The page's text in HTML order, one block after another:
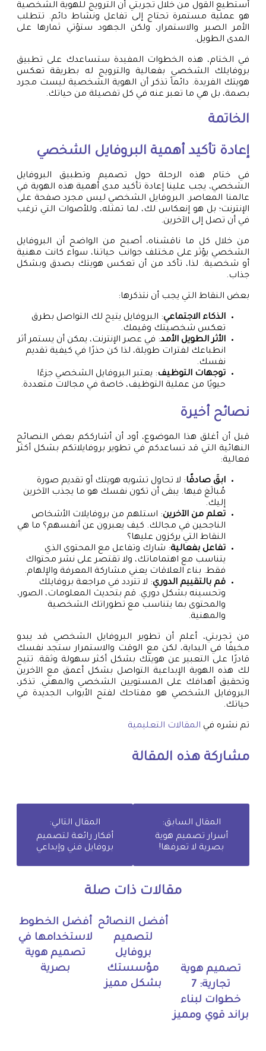
أستطيع القول من خلال تجربتي أن الترويج للهوية الشخصية
هو عملية مستمرة تحتاج إلى تفاعل ونشاط دائم. تتطلب
الأمر الصبر والاستمرار، ولكن الجهود ستؤتي ثمارها على
المدى الطويل.
في الختام، هذه الخطوات المفيدة ستساعدك على تطبيق
بروفايلك الشخصي بفعالية والترويج له بطريقة تعكس
هويتك الفريدة. دائماً تذكر أن الهوية الشخصية ليست مجرد
بصمة، بل هي ما تعبر عنه في كل تفصيلة من حياتك.
الخاتمة
إعادة تأكيد أهمية البروفايل الشخصي
في ختام هذه الرحلة حول تصميم وتطبيق البروفايل
الشخصي، يجب علينا إعادة تأكيد مدى أهمية هذه الهوية في
عالمنا المعاصر. البروفايل الشخصي ليس مجرد صفحة على
الإنترنت؛ بل هو إنعكاس لك، لما تمثله، وللأصوات التي ترغب
في أن تصل إلى الآخرين.
من خلال كل ما ناقشناه، أصبح من الواضح أن البروفايل
الشخصي يؤثر على مختلف جوانب حياتنا، سواء كانت مهنية
أو شخصية. لذا، تأكد من أن تعكس هويتك بصدق وبشكل
جذاب.
بعض النقاط التي يجب أن نتذكرها:
الذكاء الاجتماعي: البروفايل يتيح لك التواصل بطرق
تعكس شخصيتك وقيمك.
الأثر الطويل الأمد: في عصر الإنترنت، يمكن أن يستمر أثر
انطباعك لفترات طويلة، لذا كن حذرًا في كيفية تقديم
نفسك.
توجهات التوظيف: يعتبر البروفايل الشخصي جزءًا
حيويًا من عملية التوظيف، خاصة في مجالات متعددة.
نصائح أخيرة
قبل أن أغلق هذا الموضوع، أود أن أشارككم بعض النصائح
النهائية التي قد تساعدكم في تطوير بروفايلاتكم بشكل أكثر
فعالية:
ابقَ صادقًا: لا تحاول تشويه هويتك أو تقديم صورة
مُبالَغ فيها. يبقى أن تكون نفسك هو ما يجذب الآخرين
إليك.
تعلم من الآخرين: استلهم من بروفايلات الأشخاص
الناجحين في مجالك. كيف يعبرون عن أنفسهم؟ ما هي
النقاط التي يركزون عليها؟
تفاعل بفعالية: شارك وتفاعل مع المحتوى الذي
يتناسب مع اهتماماتك، ولا تقتصر على نشر محتواك
فقط. بناء العلاقات يعني مشاركة المعرفة والإلهام.
قم بالتقييم الدوري: لا تتردد في مراجعة بروفايلك
وتحسينه بشكل دوري. قم بتحديث المعلومات، الصور،
والمحتوى بما يتناسب مع تطوراتك الشخصية
والمهنية.
من تجربتي، أعلم أن تطوير البروفايل الشخصي قد يبدو
مخيفًا في البداية، لكن مع الوقت والاستمرار ستجد نفسك
قادرًا على التعبير عن هويتك بشكل أكثر سهولة وثقة. تتيح
لك هذه الهوية الإبداعية التواصل بشكل أعمق مع الآخرين
وتحقيق أهدافك على المستويين الشخصي والمهني. تذكر،
البروفايل الشخصي هو مفتاحك لفتح الأبواب الجديدة في
حياتك.
تم نشره في المقالات التعليمية
مشاركة هذه المقالة
المقال السابق:
أسرار تصميم هوية
بصرية لا تعرفها!
المقال التالي:
أفكار رائعة لتصميم
بروفايل فني وإبداعي
مقالات ذات صلة
تصميم هوية
تجارية: 7
خطوات لبناء
براند قوي ومميز
أفضل النصائح
لتصميم
بروفايل
مؤسستك
بشكل مميز
أفضل الخطوط
لاستخدامها في
تصميم هوية
بصرية